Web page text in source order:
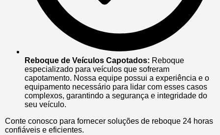
Reboque de Veículos Capotados: Reboque
especializado para veículos que sofreram
capotamento. Nossa equipe possui a experiência e o
equipamento necessário para lidar com esses casos
complexos, garantindo a segurança e integridade do
seu veículo.
Conte conosco para fornecer soluções de reboque 24 horas
confiáveis e eficientes.